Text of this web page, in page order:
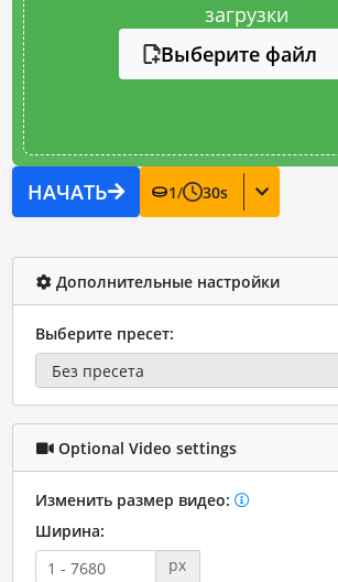
загрузки
Выберите файл
НАЧАТЬ 1/ 30s
Дополнительные настройки
Выберите пресет:
Optional Video settings
Изменить размер видео:
Ширина:
px